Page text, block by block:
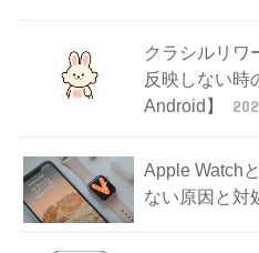
クラシルリワ
反映しない時
Android】
Apple Watch
ない原因と対